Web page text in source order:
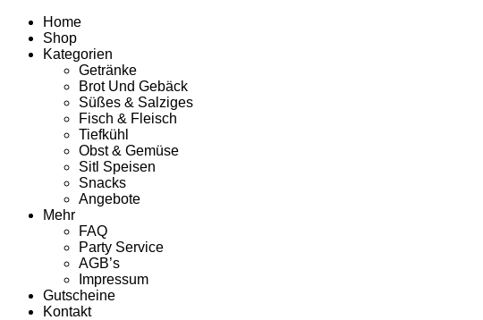
Home
Shop
Kategorien
Getränke
Brot Und Gebäck
Süßes & Salziges
Fisch & Fleisch
Tiefkühl
Obst & Gemüse
Sitl Speisen
Snacks
Angebote
Mehr
FAQ
Party Service
AGB’s
Impressum
Gutscheine
Kontakt